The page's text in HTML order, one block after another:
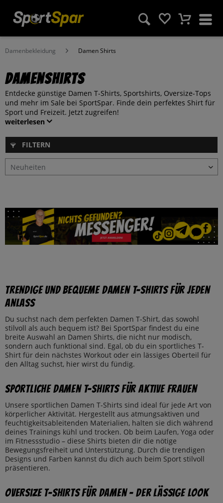
Damenbekleidung Damen Shirts
Damenshirts
Entdecke günstige Damen T-Shirts, Sportshirts, Oversize-Tops
und mehr im Sale bei SportSpar. Finde dein perfektes Shirt für
Sport und Freizeit. Jetzt zugreifen!
weiterlesen
FILTERN
Trendige und Bequeme Damen T-Shirts für jeden
Anlass
Du suchst nach dem perfekten Damen T-Shirt, das sowohl
stilvoll als auch bequem ist? Bei SportSpar findest du eine
breite Auswahl an Damen Shirts, die nicht nur modisch,
sondern auch funktional sind. Egal, ob du ein sportliches T-
Shirt für dein nächstes Workout oder ein lässiges Oberteil für
den Alltag suchst, hier wirst du fündig.
Sportliche Damen T-Shirts für aktive Frauen
Unsere sportlichen Damen T-Shirts sind ideal für jede Art von
körperlicher Aktivität. Hergestellt aus atmungsaktiven und
feuchtigkeitsableitenden Materialien, halten sie dich während
deines Trainings kühl und trocken. Ob beim Laufen, Yoga oder
im Fitnessstudio – diese Shirts bieten dir die nötige
Bewegungsfreiheit und Unterstützung. Durch die trendigen
Designs und Farben kannst du dich auch beim Sport stilvoll
präsentieren.
Oversize T-Shirts für Damen – Der lässige Look